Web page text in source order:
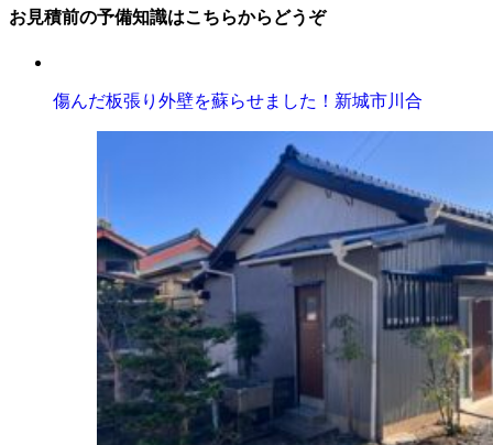
お見積前の予備知識はこちらからどうぞ
傷んだ板張り外壁を蘇らせました！新城市川合